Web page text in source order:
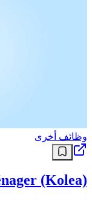
وظائف أخرى
(Kolea)